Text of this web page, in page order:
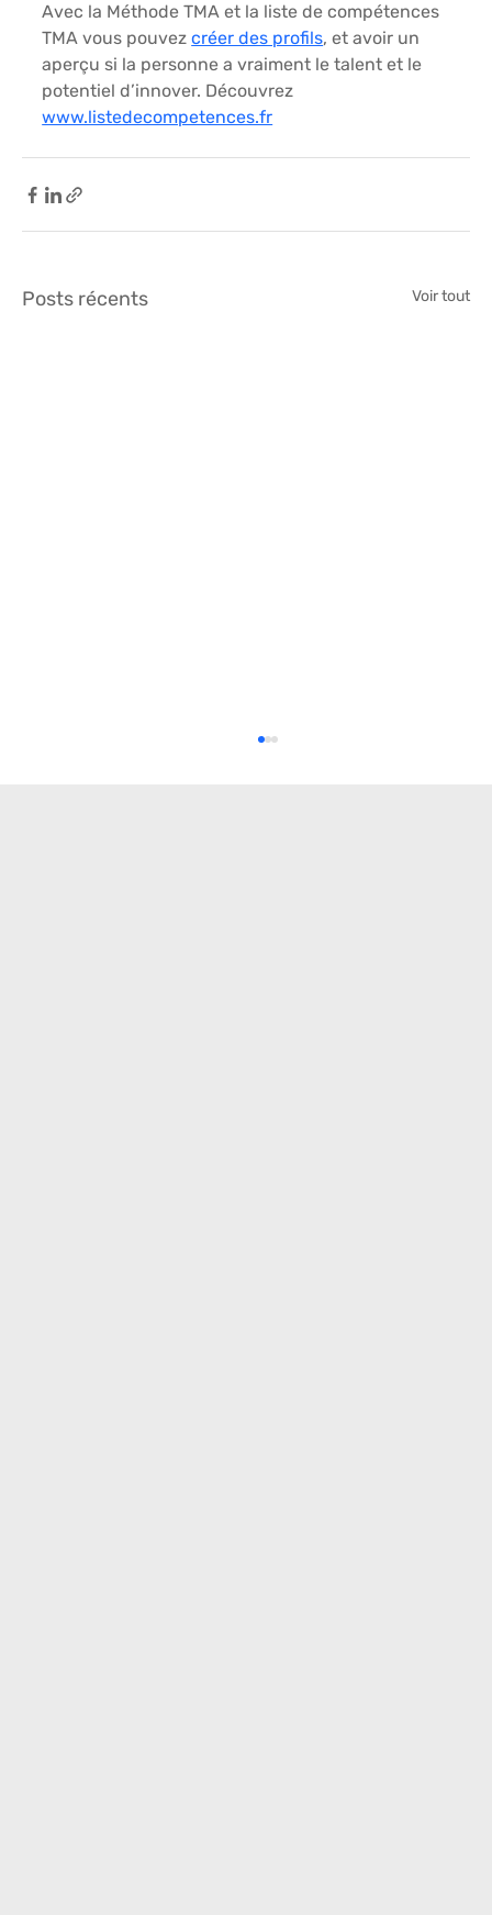
Avec la Méthode TMA et la liste de compétences
TMA vous pouvez créer des profils, et avoir un
aperçu si la personne a vraiment le talent et le
potentiel d’innover. Découvrez
www.listedecompetences.fr
Posts récents Voir tout